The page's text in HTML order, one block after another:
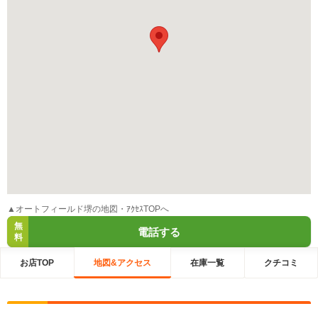
▲オートフィールド堺の地図・ｱｸｾｽTOPへ
無
料
電話する
お店TOP 地図&アクセス 在庫一覧 クチコミ